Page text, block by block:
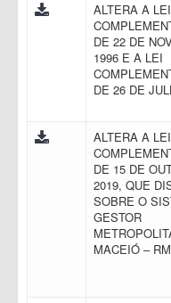
ALTERA A LEI
DE 22 DE
1996 E A LEI
DE 26 DE
ALTERA A LEI
DE 15 DE
2019, QUE
SOBRE O
GESTOR
MACEIÓ –